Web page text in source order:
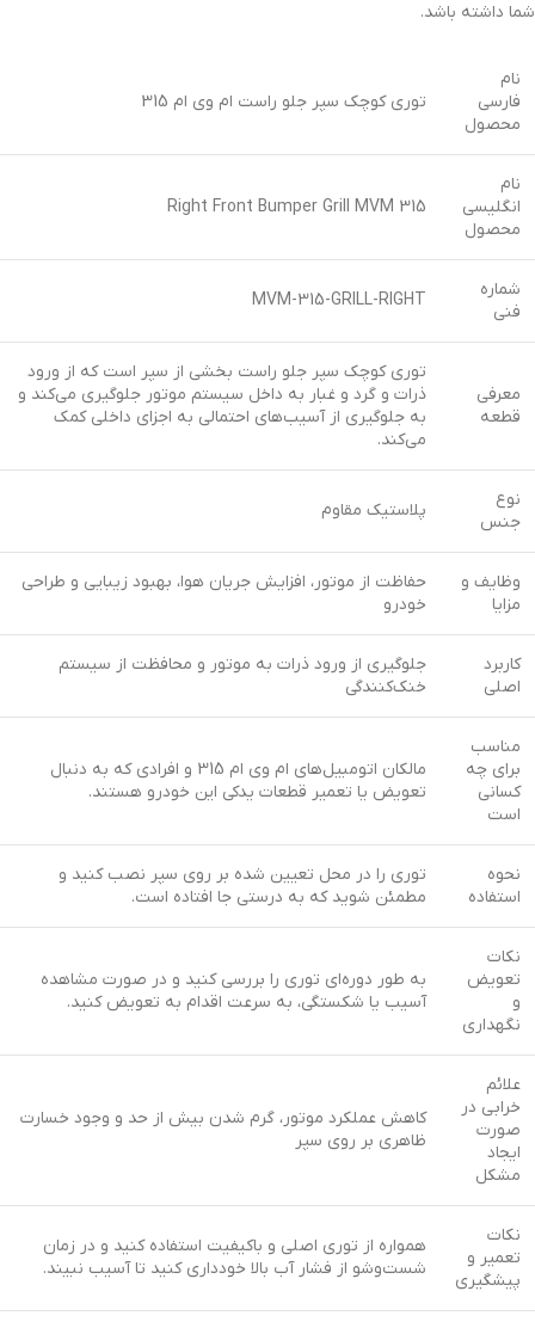
شما داشته باشد.
نام
فارسی
محصول
توری کوچک سپر جلو راست ام وی ام 315
نام
انگلیسی
محصول
Right Front Bumper Grill MVM 315
شماره
فنی
MVM-315-GRILL-RIGHT
معرفی
قطعه
توری کوچک سپر جلو راست بخشی از سپر است که از ورود
ذرات و گرد و غبار به داخل سیستم موتور جلوگیری می‌کند و
به جلوگیری از آسیب‌های احتمالی به اجزای داخلی کمک
می‌کند.
نوع
جنس
پلاستیک مقاوم
وظایف و
مزایا
حفاظت از موتور، افزایش جریان هوا، بهبود زیبایی و طراحی
خودرو
کاربرد
اصلی
جلوگیری از ورود ذرات به موتور و محافظت از سیستم
خنک‌کنندگی
مناسب
برای چه
کسانی
است
مالکان اتومبیل‌های ام وی ام 315 و افرادی که به دنبال
تعویض یا تعمیر قطعات یدکی این خودرو هستند.
نحوه
استفاده
توری را در محل تعیین شده بر روی سپر نصب کنید و
مطمئن شوید که به درستی جا افتاده است.
نکات
تعویض
و
نگهداری
به طور دوره‌ای توری را بررسی کنید و در صورت مشاهده
آسیب یا شکستگی، به سرعت اقدام به تعویض کنید.
علائم
خرابی در
صورت
ایجاد
مشکل
کاهش عملکرد موتور، گرم شدن بیش از حد و وجود خسارت
ظاهری بر روی سپر
نکات
تعمیر و
پیشگیری
همواره از توری اصلی و باکیفیت استفاده کنید و در زمان
شست‌وشو از فشار آب بالا خودداری کنید تا آسیب نبیند.